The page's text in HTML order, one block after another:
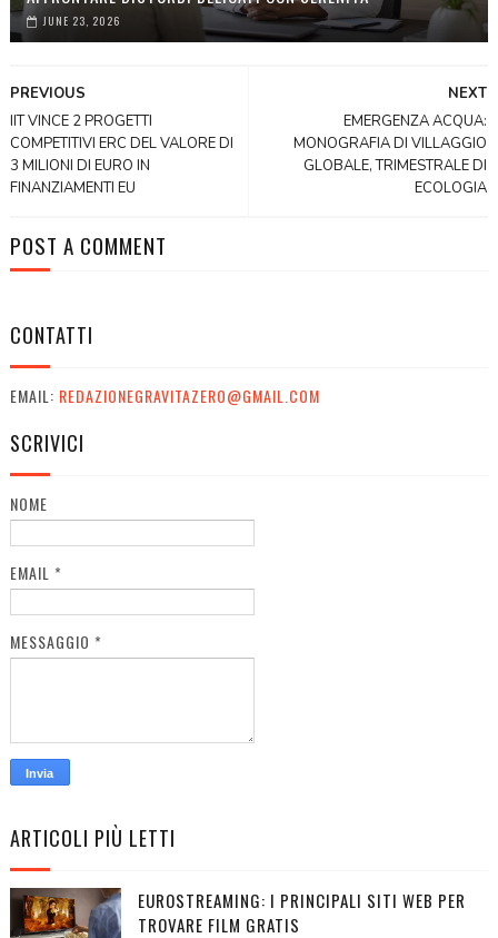
JUNE 23, 2026
NEXT
EMERGENZA ACQUA:
MONOGRAFIA DI VILLAGGIO
GLOBALE, TRIMESTRALE DI
ECOLOGIA
PREVIOUS
IIT VINCE 2 PROGETTI
COMPETITIVI ERC DEL VALORE DI
3 MILIONI DI EURO IN
FINANZIAMENTI EU
POST A COMMENT
CONTATTI
EMAIL: REDAZIONEGRAVITAZERO@GMAIL.COM
SCRIVICI
NOME
EMAIL *
MESSAGGIO *
ARTICOLI PIÙ LETTI
EUROSTREAMING: I PRINCIPALI SITI WEB PER
TROVARE FILM GRATIS